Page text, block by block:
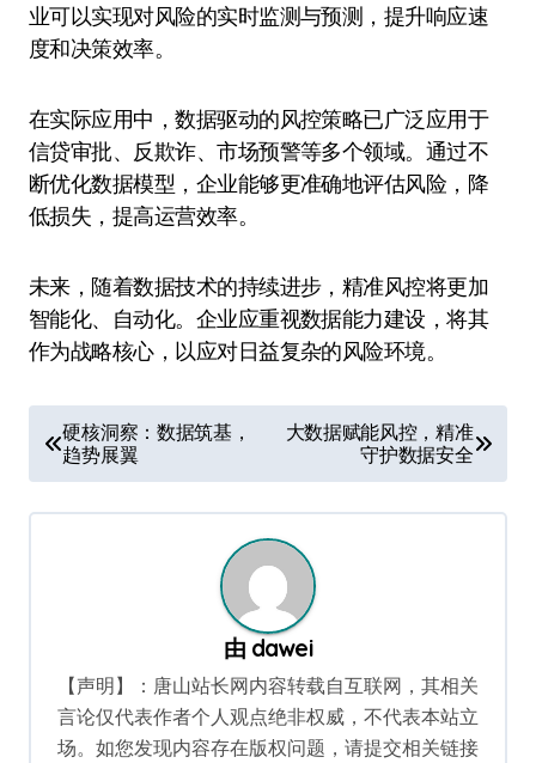
业可以实现对风险的实时监测与预测，提升响应速
度和决策效率。
在实际应用中，数据驱动的风控策略已广泛应用于
信贷审批、反欺诈、市场预警等多个领域。通过不
断优化数据模型，企业能够更准确地评估风险，降
低损失，提高运营效率。
未来，随着数据技术的持续进步，精准风控将更加
智能化、自动化。企业应重视数据能力建设，将其
作为战略核心，以应对日益复杂的风险环境。
章
导
硬核洞察：数据筑基，
趋势展翼
大数据赋能风控，精准
守护数据安全
由 dawei
【声明】：唐山站长网内容转载自互联网，其相关
言论仅代表作者个人观点绝非权威，不代表本站立
场。如您发现内容存在版权问题，请提交相关链接